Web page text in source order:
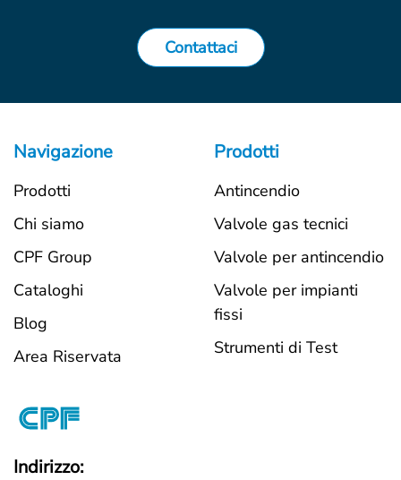
Contattaci
Indirizzo:
Navigazione
Prodotti
Chi siamo
CPF Group
Cataloghi
Blog
Area Riservata
Prodotti
Antincendio
Valvole gas tecnici
Valvole per antincendio
Valvole per impianti
fissi
Strumenti di Test